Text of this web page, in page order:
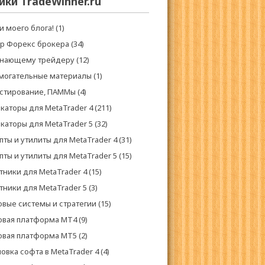
моего блога! (1)
Форекс брокера (34)
трейдеру(12)
материалы (1)
ПАММы (4)
для MetaTrader 4(211)
для MetaTrader 5 (32)
и утилиты для MetaTrader 4(31)
и утилиты для MetaTrader 5 (15)
для MetaTrader 4(15)
для MetaTrader 5 (3)
системы и стратегии (15)
платформа МТ4(9)
платформа МТ5 (2)
софта в MetaTrader 4(4)